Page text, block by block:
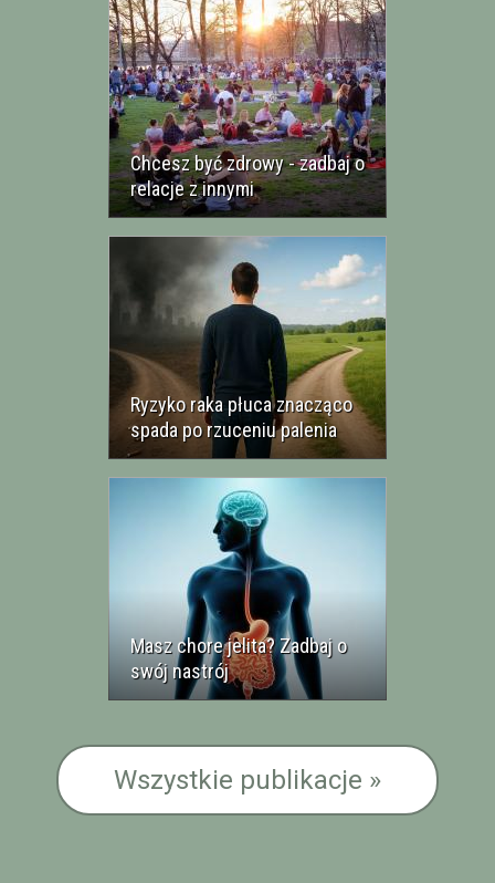
Chcesz być zdrowy - zadbaj o
relacje z innymi
Ryzyko raka płuca znacząco
spada po rzuceniu palenia
Masz chore jelita? Zadbaj o
swój nastrój
Wszystkie publikacje »